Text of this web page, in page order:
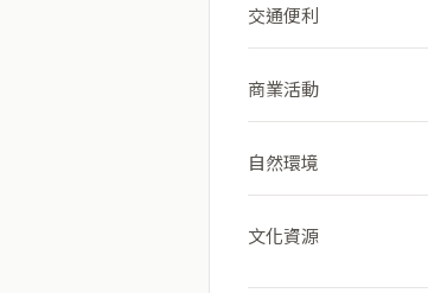
交通便利
商業活動
自然環境
文化資源